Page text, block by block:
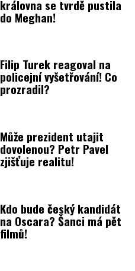
královna se tvrdě pustila
do Meghan!
Filip Turek reagoval na
policejní vyšetřování! Co
prozradil?
Může prezident utajit
dovolenou? Petr Pavel
zjišťuje realitu!
Kdo bude český kandidát
na Oscara? Šanci má pět
filmů!